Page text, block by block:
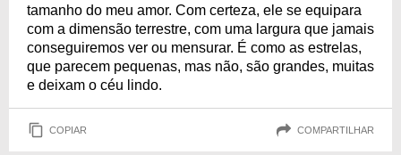
tamanho do meu amor. Com certeza, ele se equipara
com a dimensão terrestre, com uma largura que jamais
conseguiremos ver ou mensurar. É como as estrelas,
que parecem pequenas, mas não, são grandes, muitas
e deixam o céu lindo.
COPIAR COMPARTILHAR